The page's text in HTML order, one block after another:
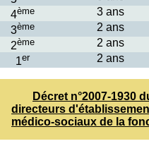
4ème 3 ans
3ème 2 ans
2ème 2 ans
1er 2 ans
Décret n°2007-1930
directeurs
médico-sociaux de la